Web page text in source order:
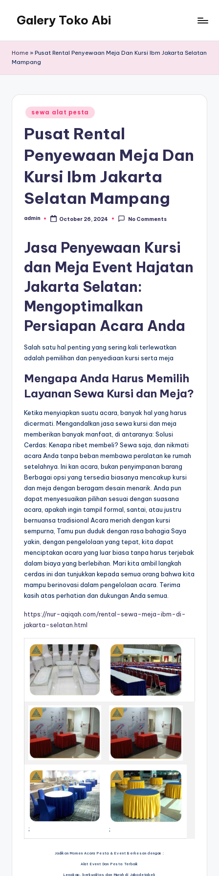
Galery Toko Abi
Home » Pusat Rental Penyewaan Meja Dan Kursi Ibm Jakarta Selatan
Mampang
Posted
in
sewa alat pesta
Pusat Rental
Penyewaan Meja Dan
Kursi Ibm Jakarta
Selatan Mampang
Posted
admin October 26, 2024 No Comments
Jasa Penyewaan Kursi
dan Meja Event Hajatan
Jakarta Selatan:
Mengoptimalkan
Persiapan Acara Anda
Salah satu hal penting yang sering kali terlewatkan
adalah pemilihan dan penyediaan kursi serta meja
Mengapa Anda Harus Memilih
Layanan Sewa Kursi dan Meja?
Ketika menyiapkan suatu acara, banyak hal yang harus
dicermati. Mengandalkan jasa sewa kursi dan meja
memberikan banyak manfaat, di antaranya: Solusi
Cerdas: Kenapa ribet membeli? Sewa saja, dan nikmati
acara Anda tanpa beban membawa peralatan ke rumah
setelahnya. Ini kan acara, bukan penyimpanan barang
Berbagai opsi yang tersedia biasanya mencakup kursi
dan meja dengan beragam desain menarik. Anda pun
dapat menyesuaikan pilihan sesuai dengan suasana
acara, apakah ingin tampil formal, santai, atau justru
bernuansa tradisional Acara meriah dengan kursi
sempurna, Tamu pun duduk dengan rasa bahagia Saya
yakin, dengan pengelolaan yang tepat, kita dapat
menciptakan acara yang luar biasa tanpa harus terjebak
dalam biaya yang berlebihan. Mari kita ambil langkah
cerdas ini dan tunjukkan kepada semua orang bahwa kita
mampu berinovasi dalam pengelolaan acara. Terima
kasih atas perhatian dan dukungan Anda semua.
https://nur-aqiqah.com/rental-sewa-meja-ibm-di-
jakarta-selatan.html
; ;
Jadikan Momen Acara Pesta & Event Berkesan dengan :
Alat Event Dan Pesta Terbaik
Lengkap, berkualitas dan Murah di Jabodetabek